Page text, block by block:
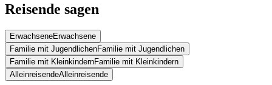
Reisende sagen
ErwachseneErwachsene
Familie mit JugendlichenFamilie mit Jugendlichen
Familie mit KleinkindernFamilie mit Kleinkindern
AlleinreisendeAlleinreisende